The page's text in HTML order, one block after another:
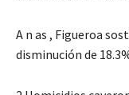
A n as , Figueroa
disminución de